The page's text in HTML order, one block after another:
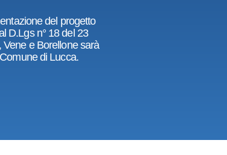
del progetto
D.Lgs n° 18 del 23
Vene e Borellone sarà
di Lucca.